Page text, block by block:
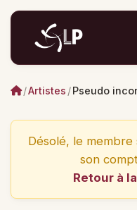
/Artistes /Pseudo
Désolé, le
son
Retour à